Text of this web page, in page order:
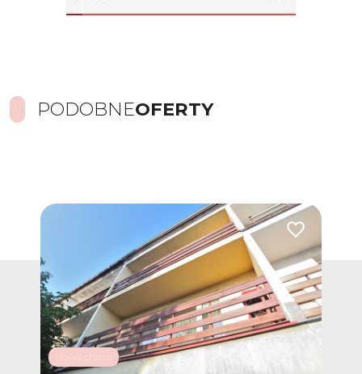
PODOBNEOFERTY
Nowa oferta
Dodaj do